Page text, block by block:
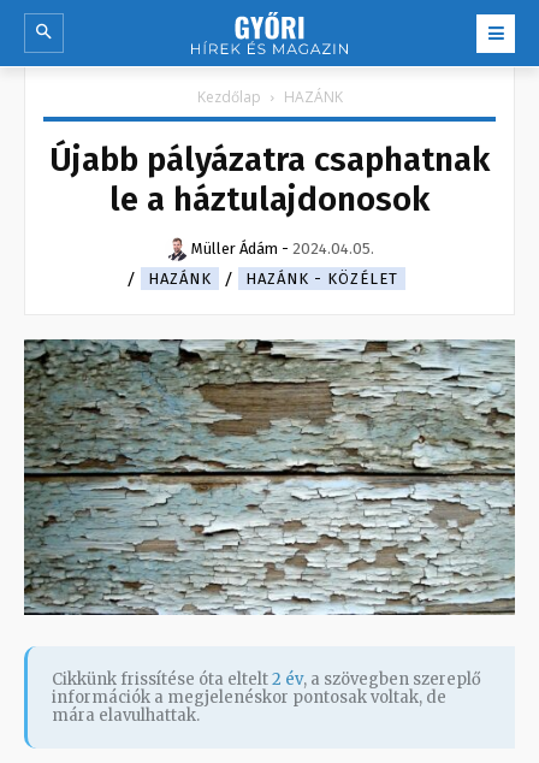
Kezdőlap HAZÁNK
Újabb pályázatra csaphatnak
le a háztulajdonosok
Müller Ádám - 2024.04.05.
HAZÁNK
HAZÁNK - KÖZÉLET
Cikkünk frissítése óta eltelt2 év, a szövegben szereplő
információk a megjelenéskor pontosak voltak, de
mára elavulhattak.